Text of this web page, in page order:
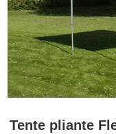
Tente pliante